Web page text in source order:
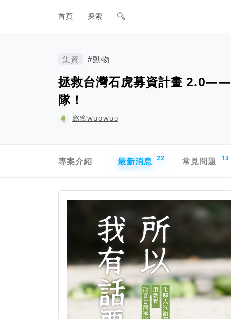
網站主要導航欄
首頁 探索
集資 #動物
拯救台灣石虎募資計畫 2.0——
隊！
窩窩wuowuo
專案介紹
最新消息 22 常見問題 13